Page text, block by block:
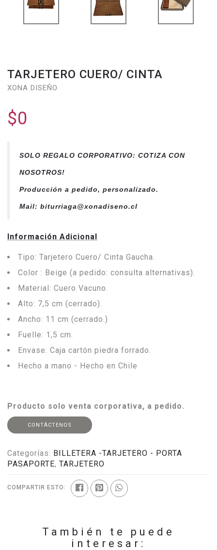
TARJETERO CUERO/ CINTA
XONA DISEÑO
$0
SOLO REGALO CORPORATIVO: COTIZA CON
NOSOTROS!
Producción a pedido, personalizado.
Mail: biturriaga@xonadiseno.cl
Información Adicional
Tipo: Tarjetero Cuero/ Cinta Gaucha.
Color : Beige (a pedido: consulta alternativas).
Material: Cuero Vacuno.
Alto: 7,5 cm (cerrado).
Ancho: 11 cm (cerrado.)
Fuelle: 1,5 cm.
Envase: Caja cartón piedra forrado.
Hecho a mano - Hecho en Chile
Producto solo venta corporativa, a pedido.
CONTÁCTENOS
Categorías: BILLETERA -TARJETERO - PORTA
PASAPORTE, TARJETERO
COMPARTIR ESTO:
También te puede
interesar: